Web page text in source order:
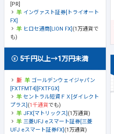
[PR]
インヴァスト証券[トライオート
FX]
ヒロセ通商[LION FX] (1万通貨で
も)
5千円以上→1万円未満
ゴールデンウェイジャパン
[FXTFMT4][FXTFGX]
セントラル短資ＦＸ[ダイレクト
プラス] (1千通貨でも)
JFX[マトリックス] (1万通貨)
三菱UFJ eスマート証券[三菱
UFJ eスマート証券FX] (1万通貨)